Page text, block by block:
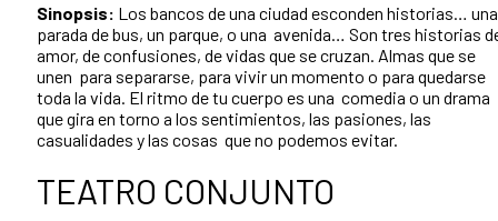
Sinopsis: Los bancos de una ciudad esconden historias… una
parada de bus, un parque, o una avenida… Son tres historias
amor, de confusiones, de vidas que se cruzan. Almas que se
unen para separarse, para vivir un momento o para quedarse
toda la vida. El ritmo de tu cuerpo es una comedia o un drama
que gira en torno a los sentimientos, las pasiones, las
casualidades y las cosas que no podemos evitar.
TEATRO CONJUNTO